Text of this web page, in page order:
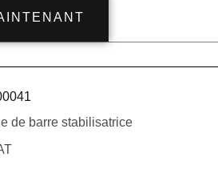
de barre stabilisatrice